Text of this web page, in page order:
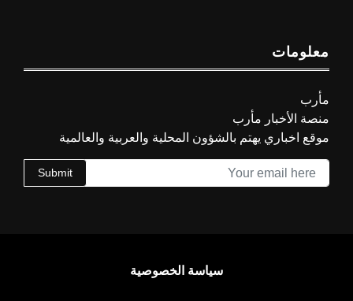
معلومات
مأرب
منصة الأخبار مأرب
موقع اخباري يهتم بالشؤون المحلية والعربية والعالمية
Submit
سياسة الخصوصية